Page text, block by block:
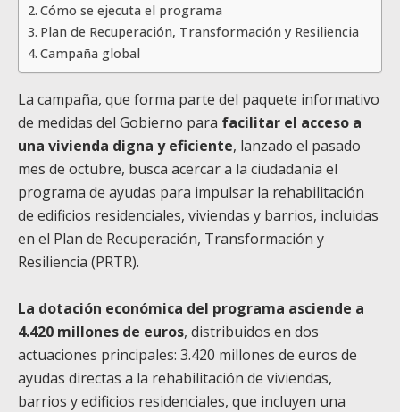
Cómo se ejecuta el programa
Plan de Recuperación, Transformación y Resiliencia
Campaña global
La campaña, que forma parte del paquete informativo
de medidas del Gobierno para facilitar el acceso a
una vivienda digna y eficiente, lanzado el pasado
mes de octubre, busca acercar a la ciudadanía el
programa de ayudas para impulsar la rehabilitación
de edificios residenciales, viviendas y barrios, incluidas
en el Plan de Recuperación, Transformación y
Resiliencia (PRTR).
La dotación económica del programa asciende a
4.420 millones de euros, distribuidos en dos
actuaciones principales: 3.420 millones de euros de
ayudas directas a la rehabilitación de viviendas,
barrios y edificios residenciales, que incluyen una